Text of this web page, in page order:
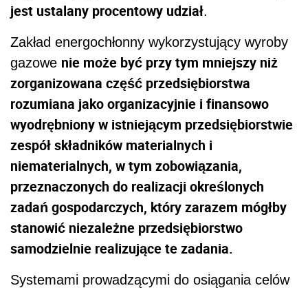
jest ustalany procentowy udział.
Zakład energochłonny wykorzystujący wyroby
gazowe nie może być przy tym mniejszy niż
zorganizowana część przedsiębiorstwa
rozumiana jako organizacyjnie i finansowo
wyodrębniony w istniejącym przedsiębiorstwie
zespół składników materialnych i
niematerialnych, w tym zobowiązania,
przeznaczonych do realizacji określonych
zadań gospodarczych, który zarazem mógłby
stanowić niezależne przedsiębiorstwo
samodzielnie realizujące te zadania.
Systemami prowadzącymi do osiągania celów